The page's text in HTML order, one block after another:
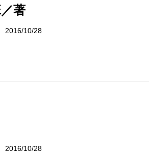
著
10/28
10/28